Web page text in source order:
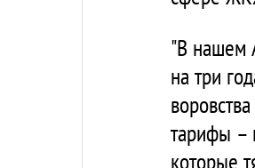
"В нашем
на три
тарифы –
которые